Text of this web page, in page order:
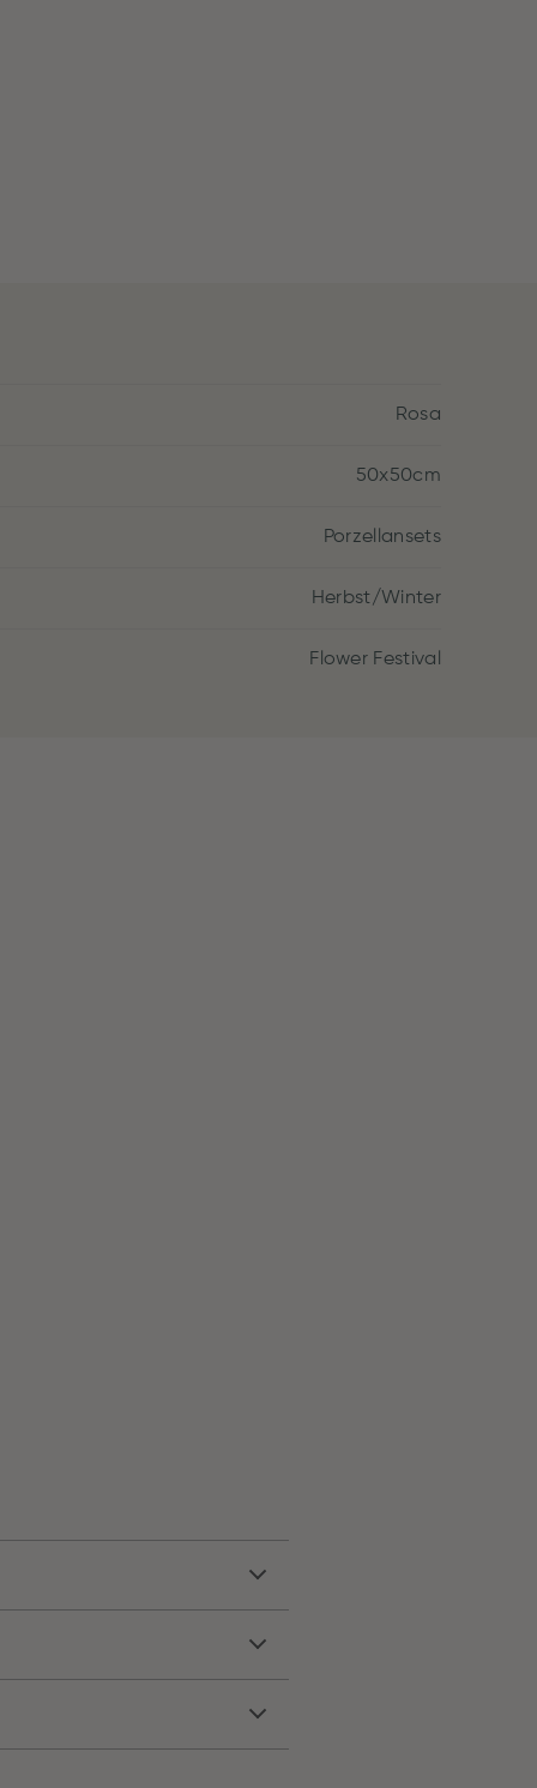
Rosa
50x50cm
Porzellansets
Herbst/Winter
Flower Festival